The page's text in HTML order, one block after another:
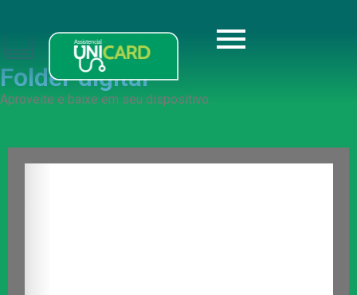
Folder digital
Aproveite e baixe em seu dispositivo.